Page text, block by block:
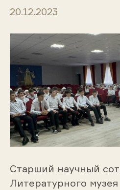
20.12.2023
Старший научный
Литературного